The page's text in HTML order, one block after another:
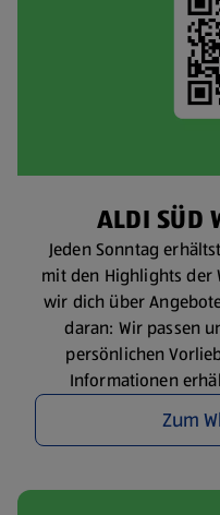
ALDI
Jeden Sonntag
mit den Highlights der
wir dich über
daran: Wir passen
persönlichen
Informationen
Zum